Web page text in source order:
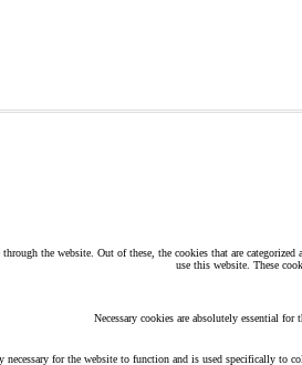
the website. Out of these, the cookies that are
use this website. These
Necessary cookies are absolutely essential
for the website to function and is used specifically to